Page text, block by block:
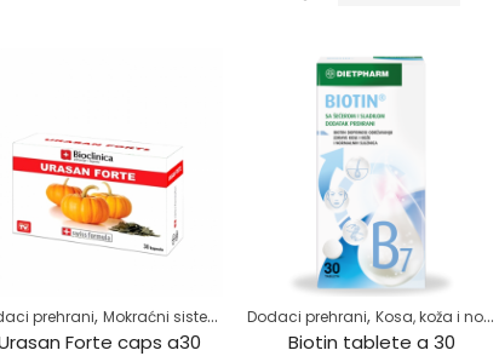
prehrani, Mokraćni sistem Muško zdravlje,Razno,Samoliječenje
Forte caps a30
Dodaci prehrani, Kosa, koža i nokti
Biotin tablete a 30